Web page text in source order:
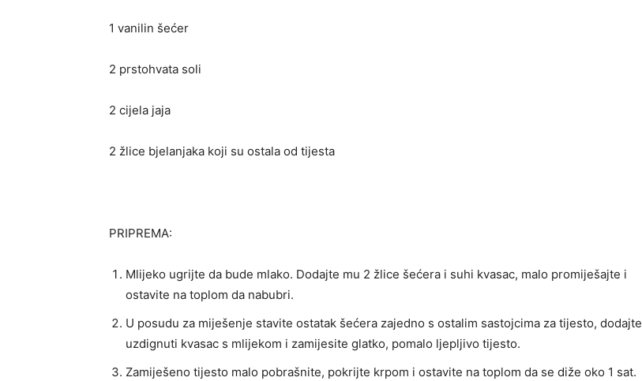
1 vanilin šećer
2 prstohvata soli
2 cijela jaja
2 žlice bjelanjaka koji su ostala od tijesta
PRIPREMA:
Mlijeko ugrijte da bude mlako. Dodajte mu 2 žlice šećera i suhi kvasac, malo promiješajte i
ostavite na toplom da nabubri.
U posudu za miješenje stavite ostatak šećera zajedno s ostalim sastojcima za tijesto, dodajte
uzdignuti kvasac s mlijekom i zamijesite glatko, pomalo ljepljivo tijesto.
Zamiješeno tijesto malo pobrašnite, pokrijte krpom i ostavite na toplom da se diže oko 1 sat.